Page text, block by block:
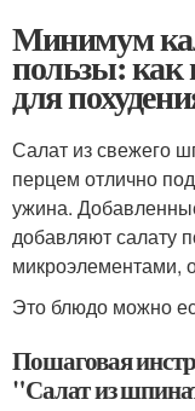
Минимум
пользы: как
для
Салат из свежего
перцем отлично
ужина.
добавляют салату
микроэлементами,
Это блюдо можно
Пошаговая
"Салат из